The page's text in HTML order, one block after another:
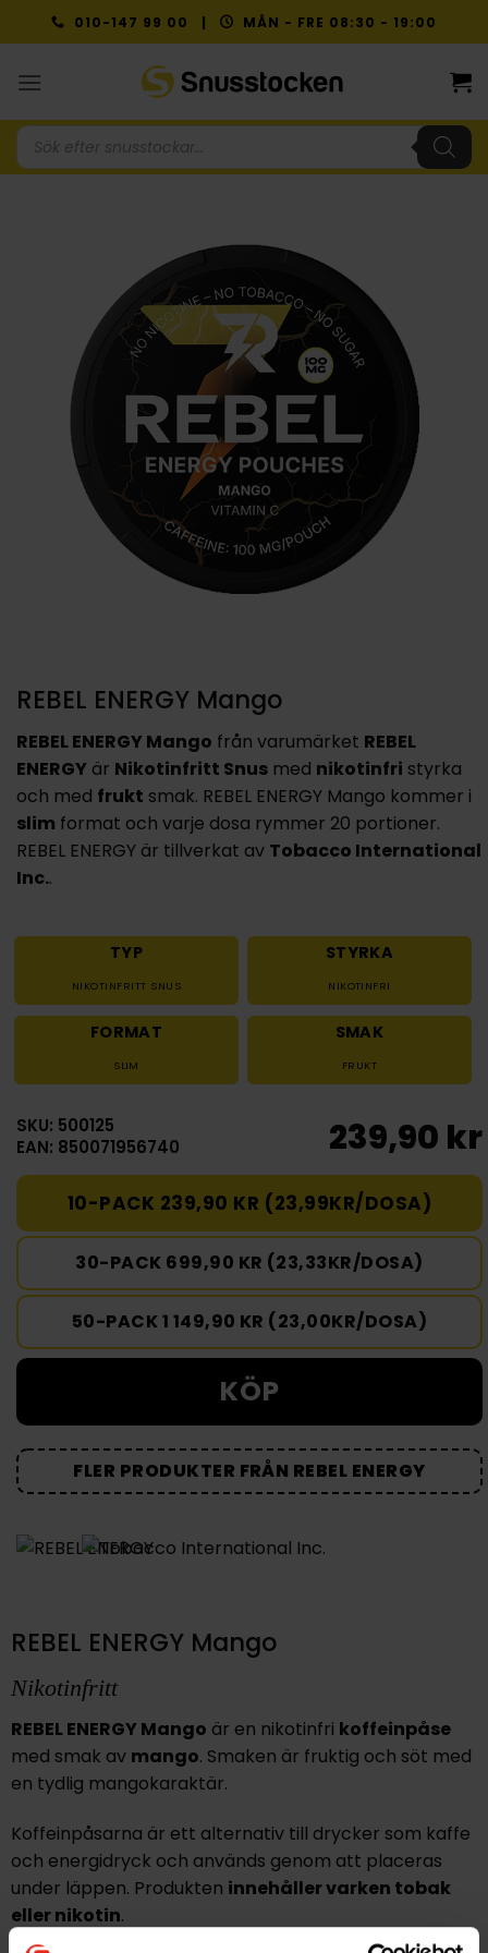
to
010-147 99 00 | MÅN - FRE 08:30 - 19:00
Produktsökning
REBEL ENERGY Mango
REBEL ENERGY Mango från varumärket REBEL
ENERGY är Nikotinfritt Snus med nikotinfri styrka
och med frukt smak. REBEL ENERGY Mango kommer i
slim format och varje dosa rymmer 20 portioner.
REBEL ENERGY är tillverkat av Tobacco International
Inc..
TYP
NIKOTINFRITT SNUS
STYRKA
NIKOTINFRI
FORMAT
SLIM
SMAK
FRUKT
SKU: 500125
EAN: 850071956740
239,90 kr
10-PACK 239,90 KR (23,99KR/DOSA)
30-PACK 699,90 KR (23,33KR/DOSA)
50-PACK 1 149,90 KR (23,00KR/DOSA)
KÖP
FLER PRODUKTER FRÅN REBEL ENERGY
REBEL ENERGY Mango
Nikotinfritt
REBEL ENERGY Mango är en nikotinfri koffeinpåse
med smak av mango. Smaken är fruktig och söt med
en tydlig mangokaraktär.
Koffeinpåsarna är ett alternativ till drycker som kaffe
och energidryck och används genom att placeras
under läppen. Produkten innehåller varken tobak
eller nikotin.